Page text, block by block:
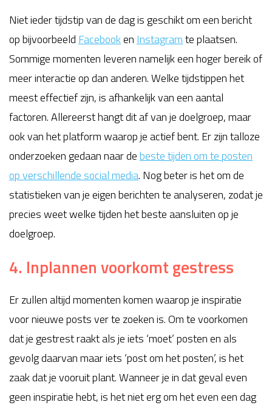
Niet ieder tijdstip van de dag is geschikt om een bericht
op bijvoorbeeld Facebooken Instagramte plaatsen.
Sommige momenten leveren namelijk een hoger bereik of
meer interactie op dan anderen. Welke tijdstippen het
meest effectief zijn, is afhankelijk van een aantal
factoren. Allereerst hangt dit af van je doelgroep, maar
ook van het platform waarop je actief bent. Er zijn talloze
onderzoeken gedaan naar debeste tijden om te posten
op verschillende social media. Nog beter is het om de
statistieken van je eigen berichten te analyseren, zodat je
precies weet welke tijden het beste aansluiten op je
doelgroep.
4. Inplannen voorkomt gestress
Er zullen altijd momenten komen waarop je inspiratie
voor nieuwe posts ver te zoeken is. Om te voorkomen
dat je gestrest raakt als je iets ‘moet’ posten en als
gevolg daarvan maar iets ‘post om het posten’, is het
zaak dat je vooruit plant. Wanneer je in dat geval even
geen inspiratie hebt, is het niet erg om het even een dag